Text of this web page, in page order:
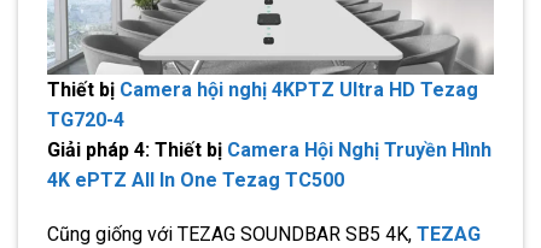
Thiết bị Camera hội nghị 4KPTZ Ultra HD Tezag
TG720-4
Giải pháp 4: Thiết bị Camera Hội Nghị Truyền Hình
4K ePTZ All In One Tezag TC500
Cũng giống với TEZAG SOUNDBAR SB5 4K, TEZAG